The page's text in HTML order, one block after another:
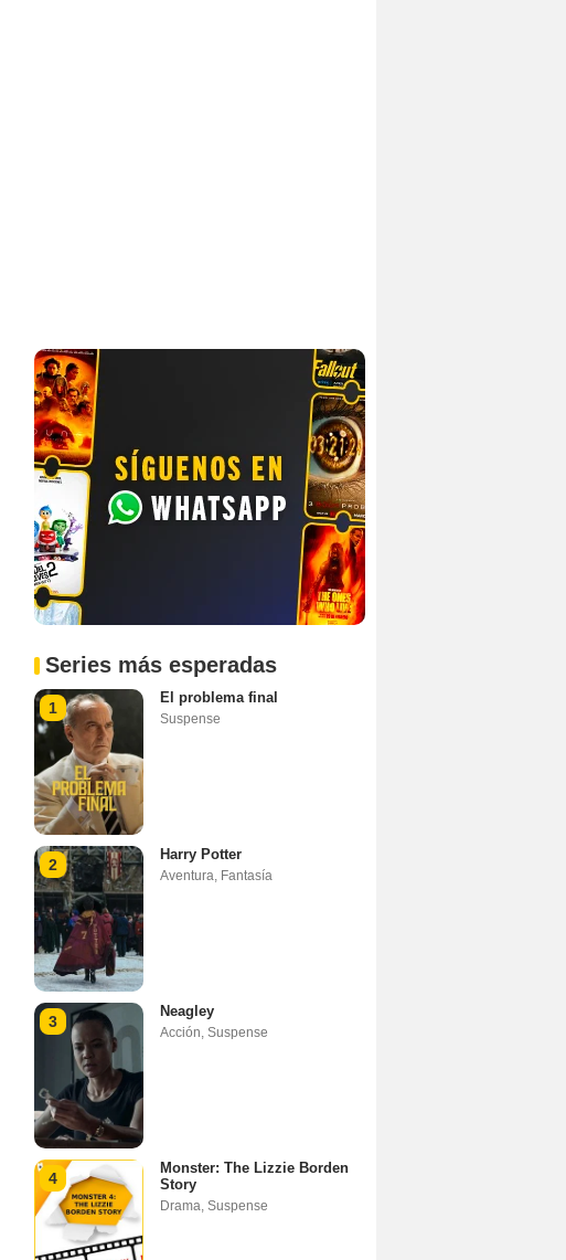
Series más esperadas
1
El problema final
Suspense
2
Harry Potter
Aventura Fantasía
3
Neagley
Acción Suspense
4
Monster: The Lizzie Borden
Story
Drama Suspense